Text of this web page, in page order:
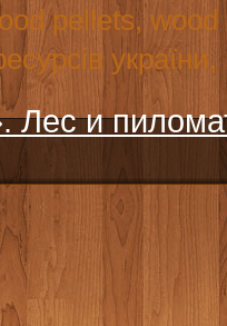
pellets,wood
Лес и